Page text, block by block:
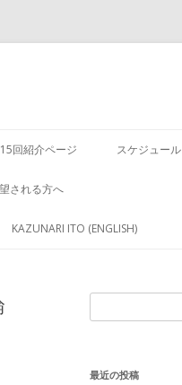
回紹介ページ スケジュール
される方へ
KAZUNARI ITO (ENGLISH)
索:
最近の投稿